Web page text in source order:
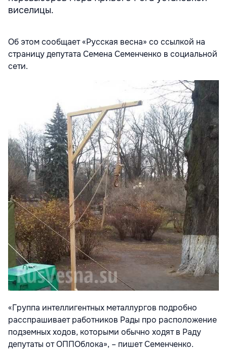
виселицы.
Об этом сообщает «Русская весна» со ссылкой на
страницу депутата Семена Семенченко в социальной
сети.
«Группа интеллигентных металлургов подробно
расспрашивает работников Рады про расположение
подземных ходов, которыми обычно ходят в Раду
депутаты от ОППОблока», – пишет Семенченко.